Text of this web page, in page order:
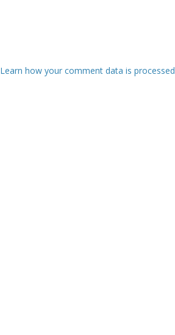
Learn how your comment data is processed